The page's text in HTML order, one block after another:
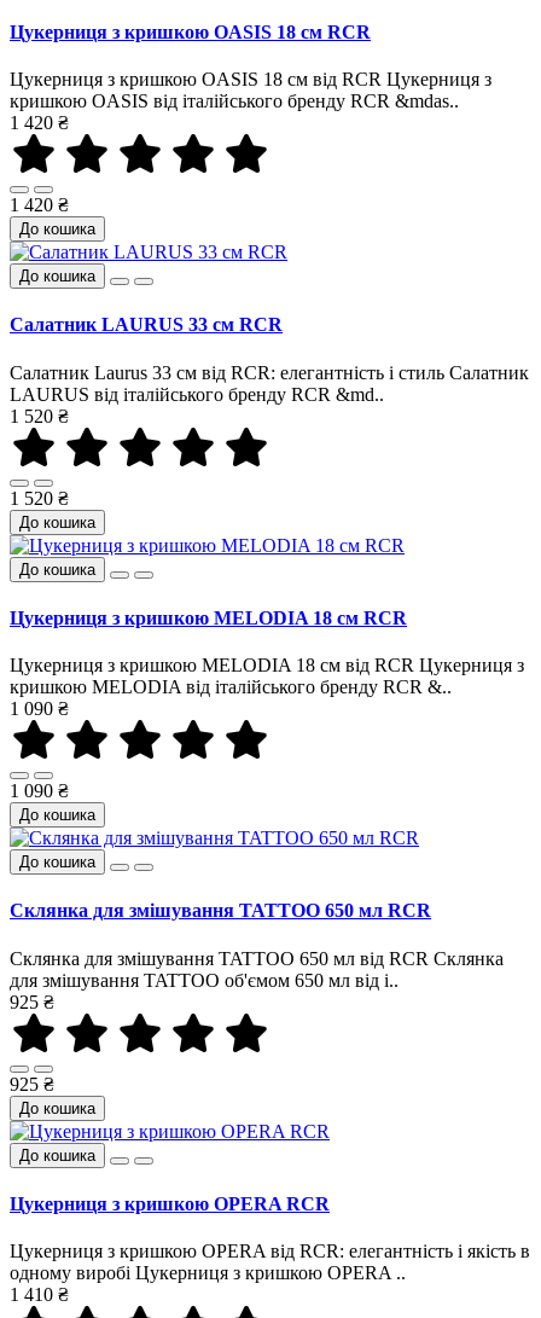
Цукерниця з кришкою OASIS 18 см RCR
Цукерниця з кришкою OASIS 18 см від RCR Цукерниця з
кришкою OASIS від італійського бренду RCR &mdas..
1 420 ₴
1 420 ₴
До кошика
До кошика
Салатник LAURUS 33 см RCR
Салатник Laurus 33 см від RCR: елегантність і стиль Салатник
LAURUS від італійського бренду RCR &md..
1 520 ₴
1 520 ₴
До кошика
До кошика
Цукерниця з кришкою MELODIA 18 см RCR
Цукерниця з кришкою MELODIA 18 см від RCR Цукерниця з
кришкою MELODIA від італійського бренду RCR &..
1 090 ₴
1 090 ₴
До кошика
До кошика
Склянка для змішування TATTOO 650 мл RCR
Склянка для змішування TATTOO 650 мл від RCR Склянка
для змішування TATTOO об'ємом 650 мл від і..
925 ₴
925 ₴
До кошика
До кошика
Цукерниця з кришкою OPERA RCR
Цукерниця з кришкою OPERA від RCR: елегантність і якість в
одному виробі Цукерниця з кришкою OPERA ..
1 410 ₴